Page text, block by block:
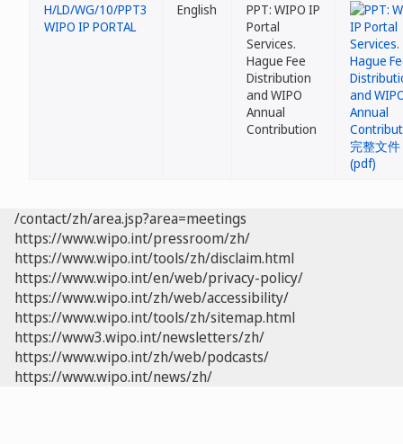
H/LD/WG/10/PPT3
WIPO IP PORTAL
English
PPT: WIPO IP
Portal
Services.
Hague Fee
Distribution
and WIPO
Annual
Contribution
/contact/zh/area.jsp?area=meetings
https://www.wipo.int/pressroom/zh/
https://www.wipo.int/tools/zh/disclaim.html
https://www.wipo.int/en/web/privacy-policy/
https://www.wipo.int/zh/web/accessibility/
https://www.wipo.int/tools/zh/sitemap.html
https://www3.wipo.int/newsletters/zh/
https://www.wipo.int/zh/web/podcasts/
https://www.wipo.int/news/zh/